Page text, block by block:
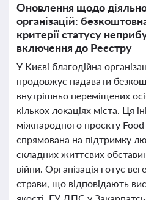
Оновлення щодо
організацій:
критерії статусу
включення до Реєстру
У Києві благодійна
продовжує надавати
внутрішньо переміщених
кількох локаціях міста. Ця
міжнародного проєкту
спрямована на підтримку
складних життєвих
війни. Організація готує
страви, що відповідають